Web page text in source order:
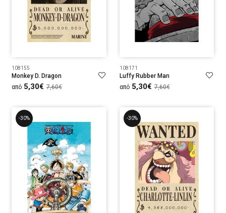
108155
Monkey D. Dragon
από 5,30€ 7,60€
108171
Luffy Rubber Man
από 5,30€ 7,60€
-30% -30%